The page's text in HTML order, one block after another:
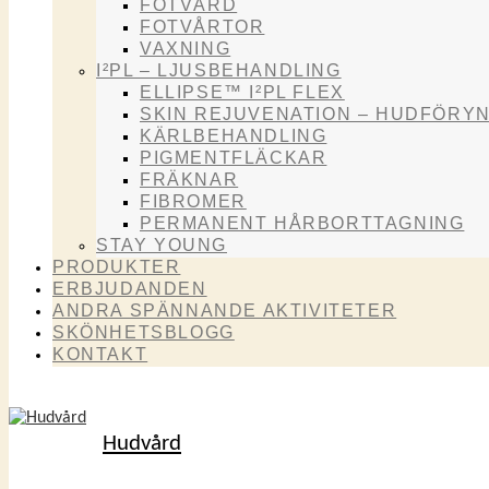
FOTVÅRD
FOTVÅRTOR
VAXNING
I²PL – LJUSBEHANDLING
ELLIPSE™ I²PL FLEX
SKIN REJUVENATION –
KÄRLBEHANDLING
PIGMENTFLÄCKAR
FRÄKNAR
FIBROMER
PERMANENT HÅRBORTTAGNING
STAY YOUNG
PRODUKTER
ERBJUDANDEN
ANDRA SPÄNNANDE AKTIVITETER
SKÖNHETSBLOGG
KONTAKT
Hudvård